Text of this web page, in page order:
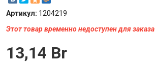
Артикул: 1204219
Этот товар временно недоступен для заказа
13,14 Br